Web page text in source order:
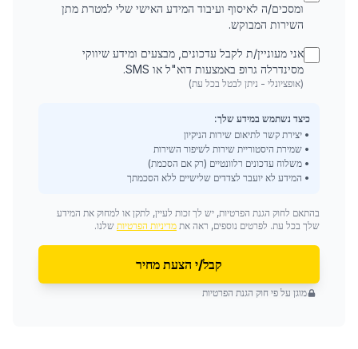
ומסכים/ה לאיסוף ועיבוד המידע האישי שלי למטרת מתן
השירות המבוקש.
אני מעוניין/ת לקבל עדכונים, מבצעים ומידע שיווקי
מסינדרלה גרופ באמצעות דוא"ל או SMS.
(אופציונלי - ניתן לבטל בכל עת)
כיצד נשתמש במידע שלך:
• יצירת קשר לתיאום שירות הניקיון
• שמירת היסטוריית שירות לשיפור השירות
• משלוח עדכונים רלוונטיים (רק אם הסכמת)
• המידע לא יועבר לצדדים שלישיים ללא הסכמתך
בהתאם לחוק הגנת הפרטיות, יש לך זכות לעיין, לתקן או למחוק את המידע
שלך בכל עת. לפרטים נוספים, ראה את מדיניות הפרטיות שלנו.
קבל/י הצעת מחיר
מוגן על פי חוק הגנת הפרטיות